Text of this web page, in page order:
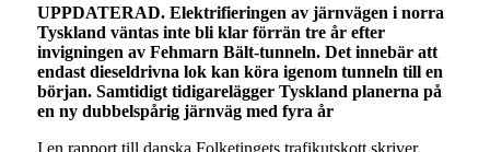
UPPDATERAD. Elektrifieringen av järnvägen i norra
Tyskland väntas inte bli klar förrän tre år efter
invigningen av Fehmarn Bält-tunneln. Det innebär att
endast dieseldrivna lok kan köra igenom tunneln till en
början. Samtidigt tidigarelägger Tyskland planerna på
en ny dubbelspårig järnväg med fyra år
I en rapport till danska Folketingets trafikutskott skriver